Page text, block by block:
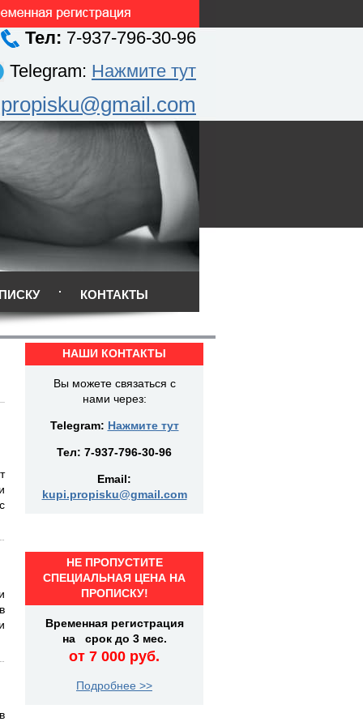
Тел: 7-937-796-30-96
Telegram: Нажмите тут
КОНТАКТЫ
НАШИ КОНТАКТЫ
Вы можете связаться с
нами через:
Telegram: Нажмите тут
Тел: 7-937-796-30-96
Email:
kupi.propisku@gmail.com
НЕ ПРОПУСТИТЕ
СПЕЦИАЛЬНАЯ ЦЕНА НА
ПРОПИСКУ!
Временная регистрация
на срок до 3 мес.
от 7 000 руб.
Подробнее >>